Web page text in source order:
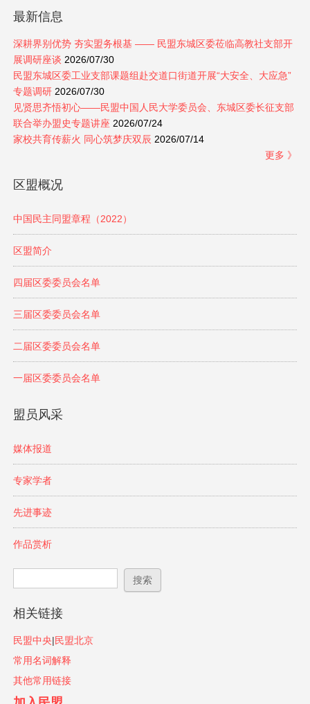
最新信息
深耕界别优势 夯实盟务根基 —— 民盟东城区委莅临高教社支部开
展调研座谈 2026/07/30
民盟东城区委工业支部课题组赴交道口街道开展“大安全、大应急”
专题调研2026/07/30
见贤思齐悟初心——民盟中国人民大学委员会、东城区委长征支部
联合举办盟史专题讲座 2026/07/24
家校共育传薪火 同心筑梦庆双辰 2026/07/14
更多 》
区盟概况
中国民主同盟章程（2022）
区盟简介
四届区委委员会名单
三届区委委员会名单
二届区委委员会名单
一届区委委员会名单
盟员风采
媒体报道
专家学者
先进事迹
作品赏析
搜索表单
搜索
相关链接
民盟中央|民盟北京
常用名词解释
其他常用链接